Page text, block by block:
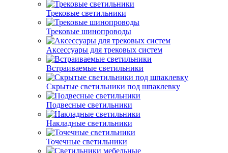
Трековые светильники
Трековые шинопроводы
Аксессуары для трековых систем
Встраиваемые светильники
Скрытые светильники под шпаклевку
Подвесные светильники
Накладные светильники
Точечные светильники